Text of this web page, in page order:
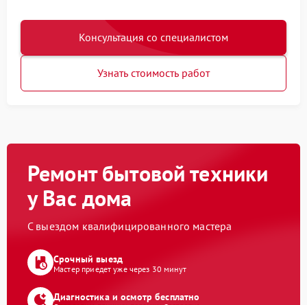
Консультация со специалистом
Узнать стоимость работ
Ремонт бытовой техники
у Вас дома
С выездом квалифицированного мастера
Срочный выезд
Мастер приедет уже через 30 минут
Диагностика и осмотр бесплатно